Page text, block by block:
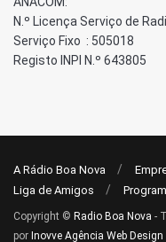
N.º Licença Serviço de
Serviço Fixo : 505018
Registo INPI N.º 643805
A Rádio Boa Nova
Liga de Amigos
Copyright © Radio Boa Nova -
por Inovve Agência Web Design